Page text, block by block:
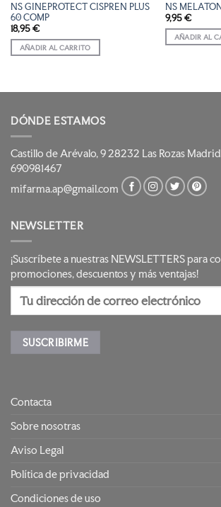
NS GINEPROTECT CISPREN PLUS
60 COMP
18,95 €
AÑADIR AL CARRITO
NS
9,95 €
AÑADIR AL
DÓNDE ESTAMOS
Castillo de Arévalo, 9 28232 Las Rozas Madrid
690981467
mifarma.ap@gmail.com
NEWSLETTER
¡Suscríbete a nuestras NEWSLETTERS para
promociones, descuentos y más ventajas!
Contacta
Sobre nosotras
Aviso Legal
Política de privacidad
Condiciones de uso